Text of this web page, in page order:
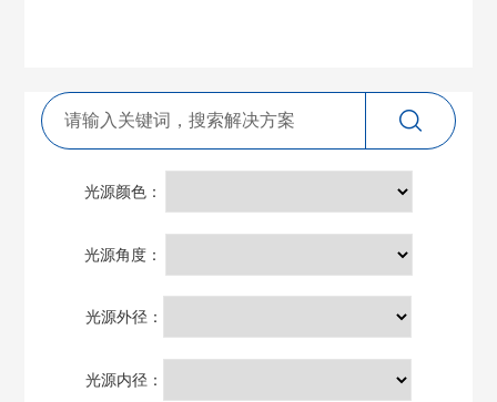
光源颜色：
光源角度：
光源外径：
光源内径：